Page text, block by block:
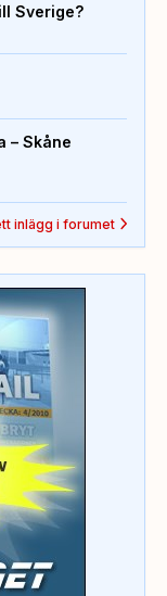
Sverige?
– Skåne
inlägg i forumet